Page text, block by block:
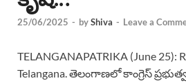
25/06/2025 - byShiva - Leave a
TELANGANAPATRIKA (June 25):
Telangana. తెలంగాణలో కాంగ్రెస్